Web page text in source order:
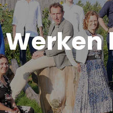
Werken